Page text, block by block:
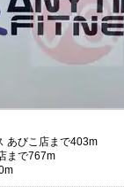
あびこ店まで403m
まで767m